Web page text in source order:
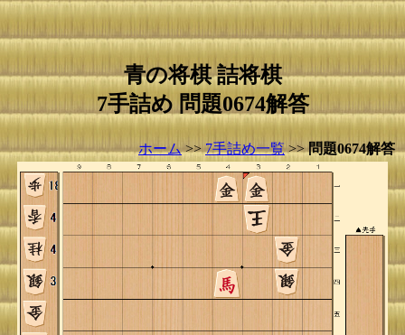
青の将棋 詰将棋
7手詰め 問題0674解答
ホーム>>7手詰め一覧>>問題0674解答